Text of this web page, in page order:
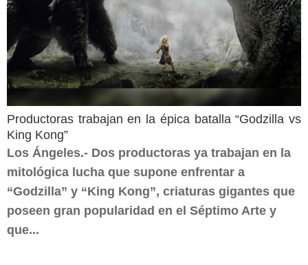
Productoras trabajan en la épica batalla “Godzilla vs
King Kong”
Los Ángeles.- Dos productoras ya trabajan en la
mitológica lucha que supone enfrentar a
“Godzilla” y “King Kong”, criaturas gigantes que
poseen gran popularidad en el Séptimo Arte y
que...